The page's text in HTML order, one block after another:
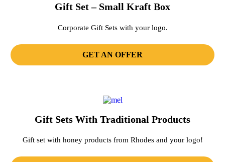
Gift Set – Small Kraft Box
Corporate Gift Sets with your logo.
GET AN OFFER
Gift Sets With Traditional Products
Gift set with honey products from Rhodes and your logo!